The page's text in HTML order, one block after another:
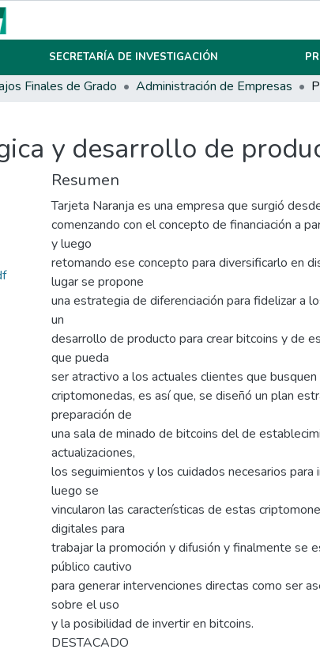
SECRETARÍA DE INVESTIGACIÓN
Finales de Grado Administración de Empresas
y desarrollo de
Resumen
Tarjeta Naranja es una empresa que surgió
comenzando con el concepto de financiación a
y luego
retomando ese concepto para diversificarlo en
lugar se propone
una estrategia de diferenciación para fidelizar a
un
desarrollo de producto para crear bitcoins y de
que pueda
ser atractivo a los actuales clientes que
criptomonedas, es así que, se diseñó un plan
preparación de
una sala de minado de bitcoins del de
actualizaciones,
los seguimientos y los cuidados necesarios para
luego se
vincularon las características de estas
digitales para
trabajar la promoción y difusión y finalmente se
público cautivo
para generar intervenciones directas como ser
sobre el uso
y la posibilidad de invertir en bitcoins.
DESTACADO